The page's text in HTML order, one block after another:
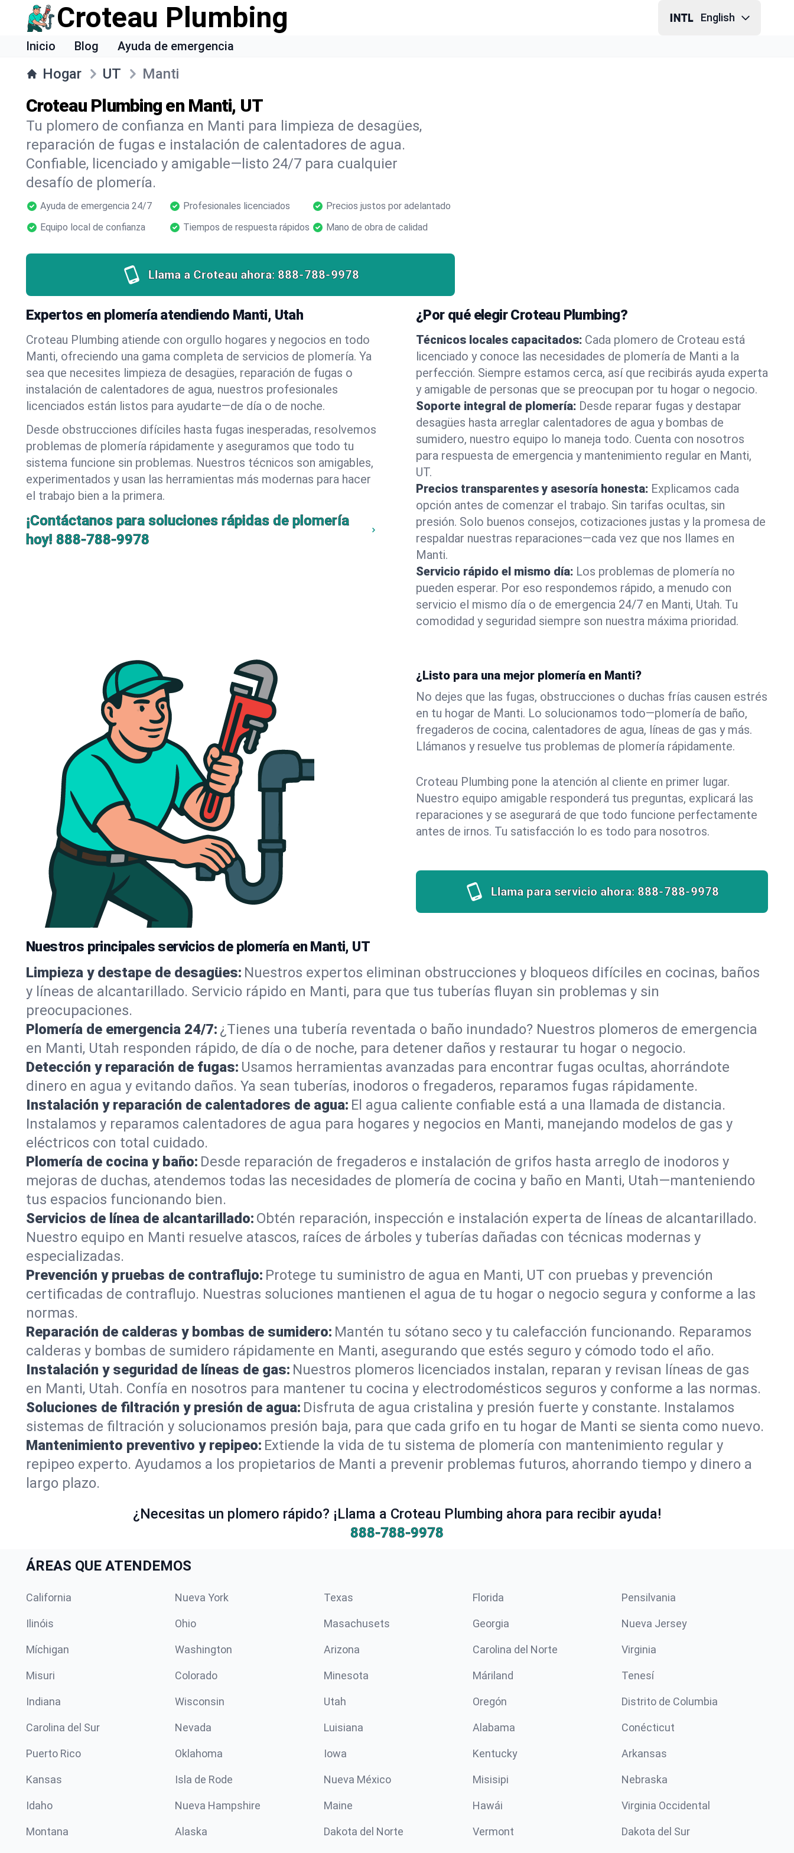
Croteau Plumbing English
Inicio Blog Ayuda de emergencia
Hogar UT Manti
Croteau Plumbing en Manti, UT
Tu plomero de confianza en Manti para limpieza de desagües,
reparación de fugas e instalación de calentadores de agua.
Confiable, licenciado y amigable—listo 24/7 para cualquier
desafío de plomería.
Ayuda de emergencia 24/7 Profesionales licenciados
Precios justos por adelantado
Equipo local de confianza
Tiempos de respuesta rápidos Mano de obra de calidad
Llama a Croteau ahora: 888-788-9978
Expertos en plomería atendiendo Manti, Utah
Croteau Plumbing atiende con orgullo hogares y negocios en todo
Manti, ofreciendo una gama completa de servicios de plomería. Ya
sea que necesites limpieza de desagües, reparación de fugas o
instalación de calentadores de agua, nuestros profesionales
licenciados están listos para ayudarte—de día o de noche.
Desde obstrucciones difíciles hasta fugas inesperadas, resolvemos
problemas de plomería rápidamente y aseguramos que todo tu
sistema funcione sin problemas. Nuestros técnicos son amigables,
experimentados y usan las herramientas más modernas para hacer
el trabajo bien a la primera.
¡Contáctanos para soluciones rápidas de plomería
hoy! 888-788-9978
¿Por qué elegir Croteau Plumbing?
Técnicos locales capacitados: Cada plomero de Croteau está
licenciado y conoce las necesidades de plomería de Manti a la
perfección. Siempre estamos cerca, así que recibirás ayuda experta
y amigable de personas que se preocupan por tu hogar o negocio.
Soporte integral de plomería: Desde reparar fugas y destapar
desagües hasta arreglar calentadores de agua y bombas de
sumidero, nuestro equipo lo maneja todo. Cuenta con nosotros
para respuesta de emergencia y mantenimiento regular en Manti,
UT.
Precios transparentes y asesoría honesta: Explicamos cada
opción antes de comenzar el trabajo. Sin tarifas ocultas, sin
presión. Solo buenos consejos, cotizaciones justas y la promesa de
respaldar nuestras reparaciones—cada vez que nos llames en
Manti.
Servicio rápido el mismo día: Los problemas de plomería no
pueden esperar. Por eso respondemos rápido, a menudo con
servicio el mismo día o de emergencia 24/7 en Manti, Utah. Tu
comodidad y seguridad siempre son nuestra máxima prioridad.
¿Listo para una mejor plomería en Manti?
No dejes que las fugas, obstrucciones o duchas frías causen estrés
en tu hogar de Manti. Lo solucionamos todo—plomería de baño,
fregaderos de cocina, calentadores de agua, líneas de gas y más.
Llámanos y resuelve tus problemas de plomería rápidamente.
Croteau Plumbing pone la atención al cliente en primer lugar.
Nuestro equipo amigable responderá tus preguntas, explicará las
reparaciones y se asegurará de que todo funcione perfectamente
antes de irnos. Tu satisfacción lo es todo para nosotros.
Llama para servicio ahora: 888-788-9978
Nuestros principales servicios de plomería en Manti, UT
Limpieza y destape de desagües: Nuestros expertos eliminan obstrucciones y bloqueos difíciles en cocinas, baños
y líneas de alcantarillado. Servicio rápido en Manti, para que tus tuberías fluyan sin problemas y sin
preocupaciones.
Plomería de emergencia 24/7: ¿Tienes una tubería reventada o baño inundado? Nuestros plomeros de emergencia
en Manti, Utah responden rápido, de día o de noche, para detener daños y restaurar tu hogar o negocio.
Detección y reparación de fugas: Usamos herramientas avanzadas para encontrar fugas ocultas, ahorrándote
dinero en agua y evitando daños. Ya sean tuberías, inodoros o fregaderos, reparamos fugas rápidamente.
Instalación y reparación de calentadores de agua: El agua caliente confiable está a una llamada de distancia.
Instalamos y reparamos calentadores de agua para hogares y negocios en Manti, manejando modelos de gas y
eléctricos con total cuidado.
Plomería de cocina y baño: Desde reparación de fregaderos e instalación de grifos hasta arreglo de inodoros y
mejoras de duchas, atendemos todas las necesidades de plomería de cocina y baño en Manti, Utah—manteniendo
tus espacios funcionando bien.
Servicios de línea de alcantarillado: Obtén reparación, inspección e instalación experta de líneas de alcantarillado.
Nuestro equipo en Manti resuelve atascos, raíces de árboles y tuberías dañadas con técnicas modernas y
especializadas.
Prevención y pruebas de contraflujo: Protege tu suministro de agua en Manti, UT con pruebas y prevención
certificadas de contraflujo. Nuestras soluciones mantienen el agua de tu hogar o negocio segura y conforme a las
normas.
Reparación de calderas y bombas de sumidero: Mantén tu sótano seco y tu calefacción funcionando. Reparamos
calderas y bombas de sumidero rápidamente en Manti, asegurando que estés seguro y cómodo todo el año.
Instalación y seguridad de líneas de gas: Nuestros plomeros licenciados instalan, reparan y revisan líneas de gas
en Manti, Utah. Confía en nosotros para mantener tu cocina y electrodomésticos seguros y conforme a las normas.
Soluciones de filtración y presión de agua: Disfruta de agua cristalina y presión fuerte y constante. Instalamos
sistemas de filtración y solucionamos presión baja, para que cada grifo en tu hogar de Manti se sienta como nuevo.
Mantenimiento preventivo y repipeo: Extiende la vida de tu sistema de plomería con mantenimiento regular y
repipeo experto. Ayudamos a los propietarios de Manti a prevenir problemas futuros, ahorrando tiempo y dinero a
largo plazo.
¿Necesitas un plomero rápido? ¡Llama a Croteau Plumbing ahora para recibir ayuda!
888-788-9978
ÁREAS QUE ATENDEMOS
California Nueva York Texas Florida Pensilvania
Ilinóis Ohio Masachusets Georgia Nueva Jersey
Míchigan Washington Arizona Carolina del Norte Virginia
Misuri Colorado Minesota Máriland Tenesí
Indiana Wisconsin Utah Oregón Distrito de Columbia
Carolina del Sur Nevada Luisiana Alabama Conécticut
Puerto Rico Oklahoma Iowa Kentucky Arkansas
Kansas Isla de Rode Nueva México Misisipi Nebraska
Idaho Nueva Hampshire Maine Hawái Virginia Occidental
Montana Alaska Dakota del Norte Vermont Dakota del Sur